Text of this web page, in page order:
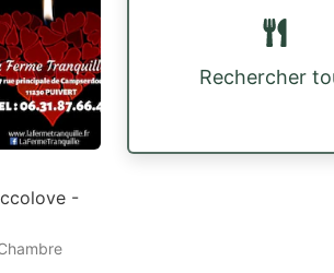
-
Rechercher